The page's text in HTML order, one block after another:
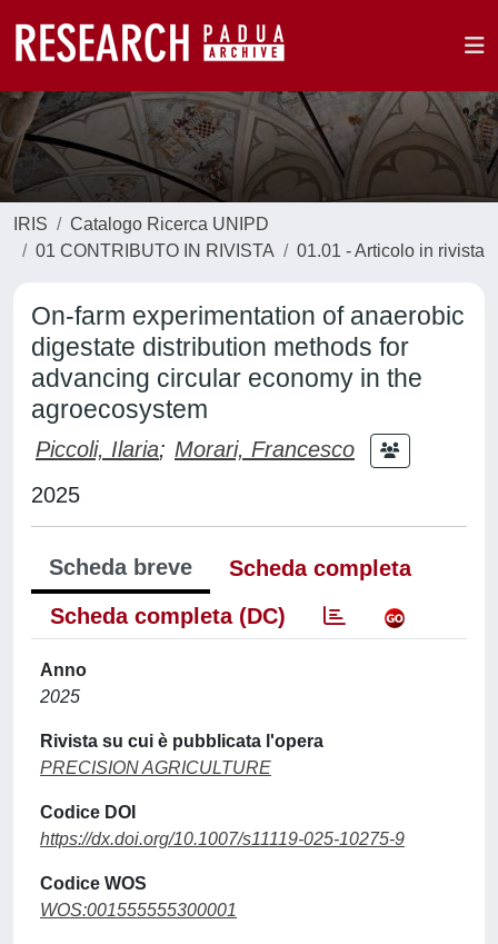
IRIS
Catalogo Ricerca UNIPD
01 CONTRIBUTO IN RIVISTA
01.01 - Articolo in rivista
On-farm experimentation of anaerobic
digestate distribution methods for
advancing circular economy in the
agroecosystem
Piccoli, Ilaria; Morari, Francesco
2025
Scheda breve
Scheda completa
Scheda completa (DC)
Anno
2025
Rivista su cui è pubblicata l'opera
PRECISION AGRICULTURE
Codice DOI
https://dx.doi.org/10.1007/s11119-025-10275-9
Codice WOS
WOS:001555555300001